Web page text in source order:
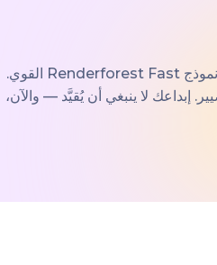
أنشئ أي عدد تحتاجه من فيديوهات الذكاء الاصطناعي بدقة HD باستخدام نموذج Renderforest Fast القوي.
إبداعك لا ينبغي أن يُقيَّد — والآن،